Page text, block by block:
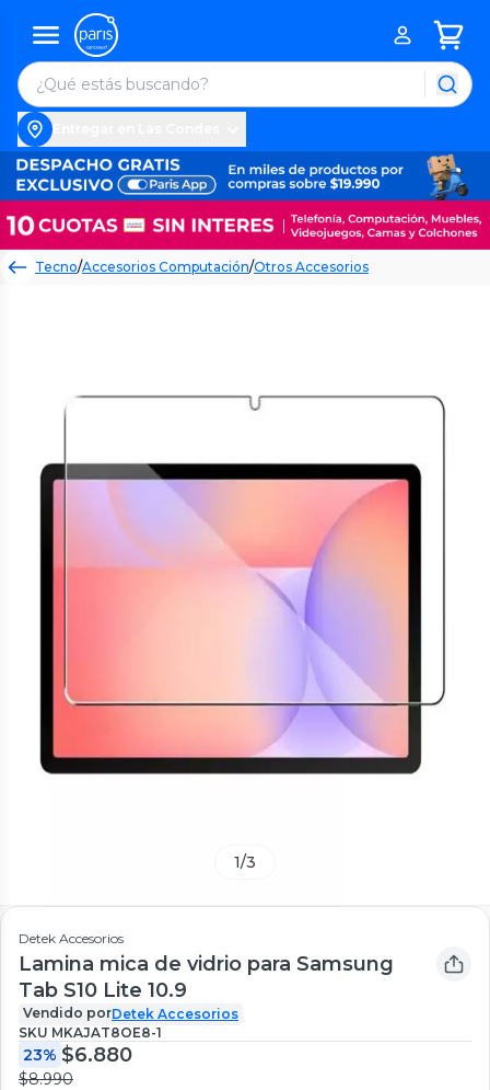
Tecno/Accesorios Computación/Otros Accesorios
1/3
Detek Accesorios
Lamina mica de vidrio para Samsung
Tab S10 Lite 10.9
Vendido porDetek Accesorios
SKU MKAJAT8OE8-1
23% $6.880
$8.990